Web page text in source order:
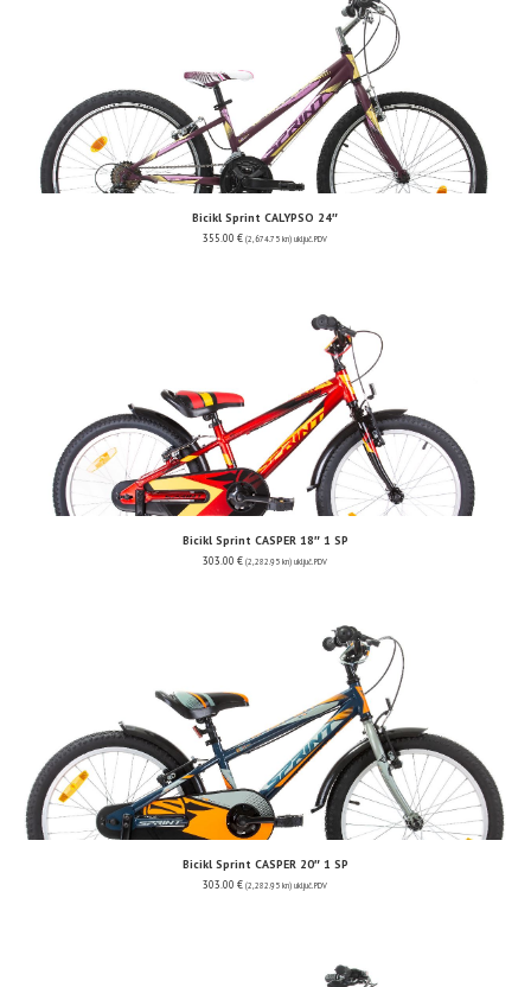
Bicikl Sprint CALYPSO 24″
355.00 € (2,674.75 kn) uključ. PDV
Bicikl Sprint CASPER 18″ 1 SP
303.00 € (2,282.95 kn) uključ. PDV
Bicikl Sprint CASPER 20″ 1 SP
303.00 € (2,282.95 kn) uključ. PDV